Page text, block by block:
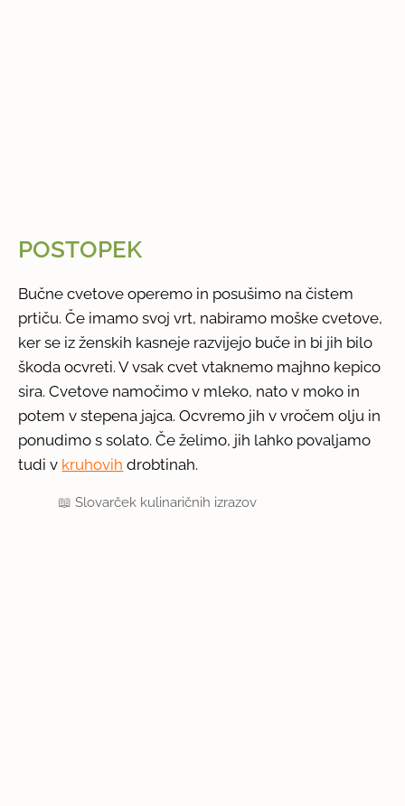
POSTOPEK
Bučne cvetove operemo in posušimo na čistem
prtiču. Če imamo svoj vrt, nabiramo moške cvetove,
ker se iz ženskih kasneje razvijejo buče in bi jih bilo
škoda ocvreti. V vsak cvet vtaknemo majhno kepico
sira. Cvetove namočimo v mleko, nato v moko in
potem v stepena jajca. Ocvremo jih v vročem olju in
ponudimo s solato. Če želimo, jih lahko povaljamo
tudi v kruhovih drobtinah.
📖Slovarček kulinaričnih izrazov